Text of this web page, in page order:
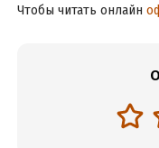
Чтобы читать онлайн